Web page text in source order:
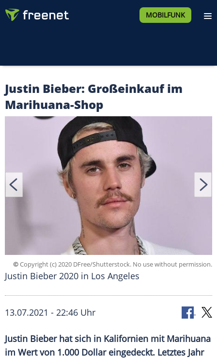
MOBILFUNK
Justin Bieber: Großeinkauf im
Marihuana-Shop
©Copyright (c) 2020 DFree/Shutterstock. No use without permission.
Justin Bieber 2020 in Los Angeles
13.07.2021 - 22:46 Uhr
Justin Bieberhat sich in Kalifornien mit Marihuana
im Wert von 1.000 Dollar eingedeckt. Letztes Jahr